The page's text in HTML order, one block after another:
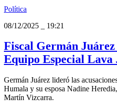
Política
08/12/2025
19:21
Fiscal Germán
Equipo Especial Lava
Germán Juárez lideró las
Humala y su esposa Nadine
Martín Vizcarra.